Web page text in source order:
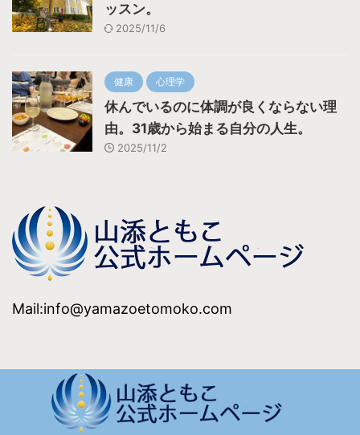
ッスン。
2025/11/6
健康 心理学
休んでいるのに体調が良くならない理
由。31歳から始まる自分の人生。
2025/11/2
Mail:info@yamazoetomoko.com